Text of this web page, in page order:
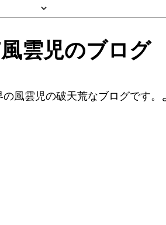
雲児のブログ
の風雲児の破天荒なブログです。